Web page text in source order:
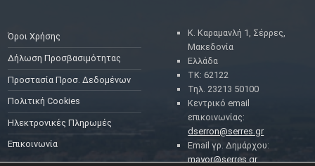
Όροι Χρήσης
Δήλωση Προσβασιμότητας
Προστασία Προσ. Δεδομένων
Πολιτική Cookies
Ηλεκτρονικές Πληρωμές
Επικοινωνία
Κ. Καραμανλή 1, Σέρρες,
Μακεδονία
Ελλάδα
ΤΚ: 62122
Τηλ. 23213 50100
Κεντρικό email
επικοινωνίας:
dserron@serres.gr
Email γρ. Δημάρχου:
mayor@serres.gr